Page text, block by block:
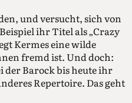
und versucht, sich von
ihr Titel als „Crazy
Kermes eine wilde
fremd ist. Und doch:
der Barock bis heute ihr
Repertoire. Das geht